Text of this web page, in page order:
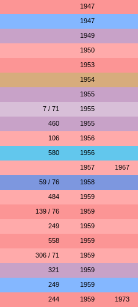
1947
1947
1949
1950
1953
1954
1955
7 / 71 1955
460 1955
106 1956
580 1956
1957 1967
59 / 76 1958
484 1959
139 / 76 1959
249 1959
558 1959
306 / 71 1959
321 1959
249 1959
244 1959 1973